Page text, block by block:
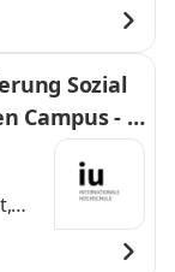
Sozial
Campus - P
gGmbH